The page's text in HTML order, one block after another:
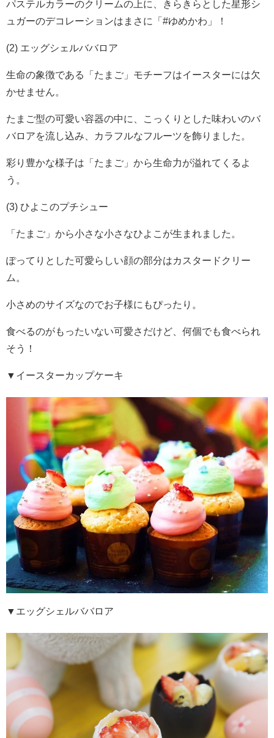
パステルカラーのクリームの上に、きらきらとした星形シ
ュガーのデコレーションはまさに「#ゆめかわ」！
(2) エッグシェルババロア
生命の象徴である「たまご」モチーフはイースターには欠
かせません。
たまご型の可愛い容器の中に、こっくりとした味わいのバ
バロアを流し込み、カラフルなフルーツを飾りました。
彩り豊かな様子は「たまご」から生命力が溢れてくるよ
う。
(3) ひよこのプチシュー
「たまご」から小さな小さなひよこが生まれました。
ぽってりとした可愛らしい顔の部分はカスタードクリー
ム。
小さめのサイズなのでお子様にもぴったり。
食べるのがもったいない可愛さだけど、何個でも食べられ
そう！
▼イースターカップケーキ
▼エッグシェルババロア